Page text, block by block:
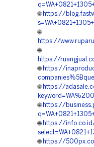
🌐 https://
🌐
https://
🌐
https://
🌐 https://
🌐 https://
🌐 https://
🌐 https://
🌐 https://